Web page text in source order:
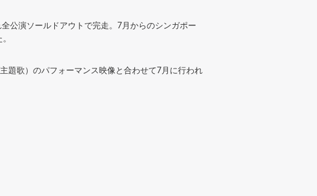
公演ソールドアウトで完走。7月からのシンガポー
題歌）のパフォーマンス映像と合わせて7月に行われ